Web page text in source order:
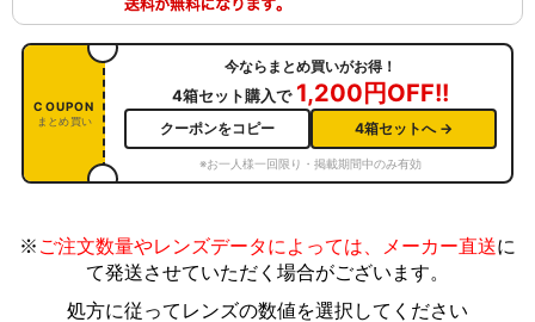
COUPON
まとめ買い
今ならまとめ買いがお得！
4箱セット購入で 1,200円OFF!!
クーポンをコピー 4箱セットへ →
※お一人様一回限り・掲載期間中のみ有効
※ ご注文数量やレンズデータによっては、メーカー直送に
て発送させていただく場合がございます。
処方に従ってレンズの数値を選択してください